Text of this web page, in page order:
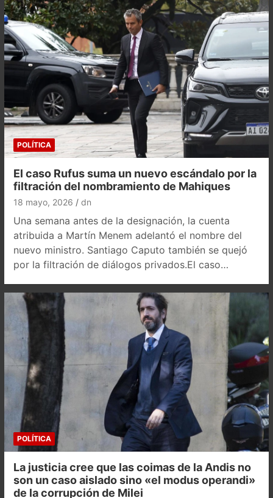
POLÍTICA
El caso Rufus suma un nuevo escándalo por la
filtración del nombramiento de Mahiques
18 mayo, 2026 dn
Una semana antes de la designación, la cuenta
atribuida a Martín Menem adelantó el nombre del
nuevo ministro. Santiago Caputo también se quejó
por la filtración de diálogos privados.El caso…
POLÍTICA
La justicia cree que las coimas de la Andis no
son un caso aislado sino «el modus operandi»
de la corrupción de Milei